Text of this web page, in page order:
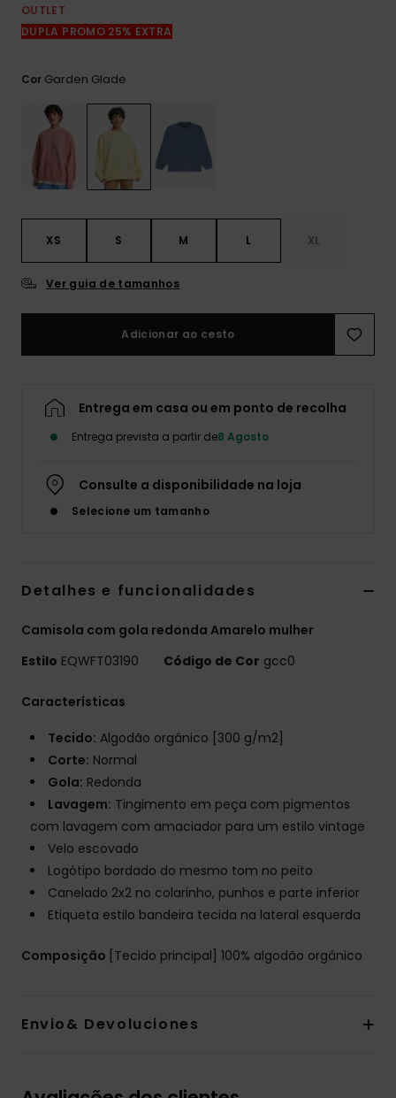
formulário de
contacto.
OUTLET
DUPLA PROMO 25% EXTRA
Cor Garden Glade
XS S M L XL
Ver guia de tamanhos
Adicionar ao cesto
Entrega em casa ou em ponto de recolha
Entrega prevista a partir de8 Agosto
Consulte a disponibilidade na loja
Selecione um tamanho
Detalhes e funcionalidades
Camisola com gola redonda Amarelo mulher
Estilo EQWFT03190 Código de Cor gcc0
Características
Tecido: Algodão orgânico [300 g/m2]
Corte: Normal
Gola: Redonda
Lavagem: Tingimento em peça com pigmentos
com lavagem com amaciador para um estilo vintage
Velo escovado
Logótipo bordado do mesmo tom no peito
Canelado 2x2 no colarinho, punhos e parte inferior
Etiqueta estilo bandeira tecida na lateral esquerda
Composição [Tecido principal] 100% algodão orgânico
Envio& Devoluciones